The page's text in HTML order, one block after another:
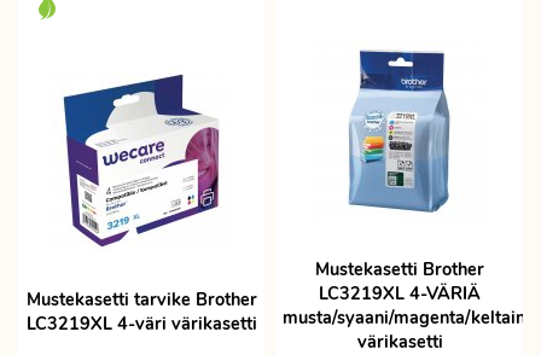
Mustekasetti tarvike Brother
LC3219XL 4-väri värikasetti
Mustekasetti Brother
LC3219XL 4-VÄRIÄ
musta/syaani/magenta/
värikasetti